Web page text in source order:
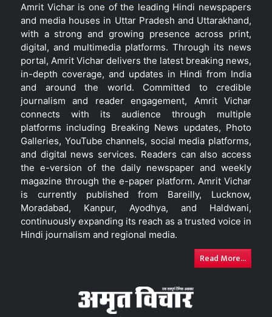
Amrit Vichar is one of the leading Hindi newspapers
and media houses in Uttar Pradesh and Uttarakhand,
with a strong and growing presence across print,
digital, and multimedia platforms. Through its news
portal, Amrit Vichar delivers the latest breaking news,
in-depth coverage, and updates in Hindi from India
and around the world. Committed to credible
journalism and reader engagement, Amrit Vichar
connects with its audience through multiple
platforms including Breaking News updates, Photo
Galleries, YouTube channels, social media platforms,
and digital news services. Readers can also access
the e-version of the daily newspaper and weekly
magazine through the e-paper platform. Amrit Vichar
is currently published from Bareilly, Lucknow,
Moradabad, Kanpur, Ayodhya, and Haldwani,
continuously expanding its reach as a trusted voice in
Hindi journalism and regional media.
Read More...